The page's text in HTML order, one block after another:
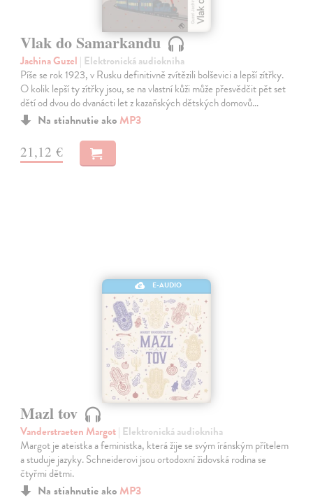
Vlak do Samarkandu
Jachina Guzel | Elektronická audiokniha
Píše se rok 1923, v Rusku definitivně zvítězili bolševici a lepší zítřky.
O kolik lepší ty zítřky jsou, se na vlastní kůži může přesvědčit pět set
dětí od dvou do dvanácti let z kazaňských dětských domovů…
Na stiahnutie ako MP3
21,12 €
E-AUDIO
Mazl tov
Vanderstraeten Margot| Elektronická audiokniha
Margot je ateistka a feministka, která žije se svým íránským přítelem
a studuje jazyky. Schneiderovi jsou ortodoxní židovská rodina se
čtyřmi dětmi.
Na stiahnutie ako MP3